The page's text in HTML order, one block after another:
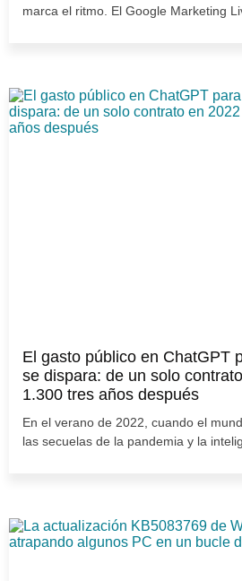
marca el ritmo. El Google Marketing
El gasto público en ChatGPT
se dispara: de un solo
1.300 tres años después
En el verano de 2022, cuando el
las secuelas de la pandemia y la